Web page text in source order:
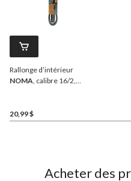
Rallonge d’intérieur
NOMA, calibre 16/2,
20,99 $
Acheter des